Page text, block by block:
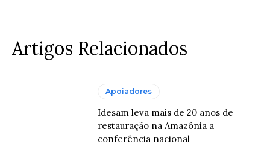
Artigos Relacionados
Apoiadores
Idesam leva mais de 20 anos de
restauração na Amazônia a
conferência nacional